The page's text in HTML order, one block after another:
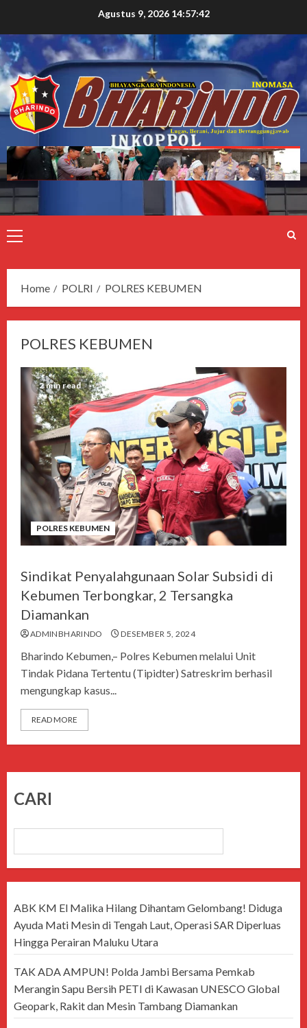
Agustus 9, 2026 14:57:43
Home POLRI POLRES KEBUMEN
POLRES KEBUMEN
2 min read
POLRES KEBUMEN
Sindikat Penyalahgunaan Solar Subsidi di
Kebumen Terbongkar, 2 Tersangka
Diamankan
ADMINBHARINDO DESEMBER 5, 2024
Bharindo Kebumen,– Polres Kebumen melalui Unit
Tindak Pidana Tertentu (Tipidter) Satreskrim berhasil
mengungkap kasus...
READ MORE
CARI
ABK KM El Malika Hilang Dihantam Gelombang! Diduga
Ayuda Mati Mesin di Tengah Laut, Operasi SAR Diperluas
Hingga Perairan Maluku Utara
TAK ADA AMPUN! Polda Jambi Bersama Pemkab
Merangin Sapu Bersih PETI di Kawasan UNESCO Global
Geopark, Rakit dan Mesin Tambang Diamankan